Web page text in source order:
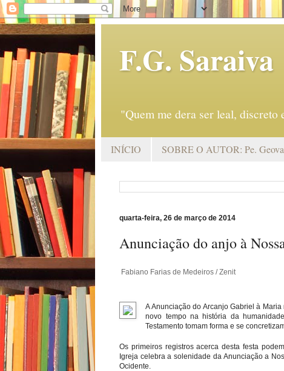
F.G. Saraiva
"Quem me dera ser leal,
INÍCIO SOBRE O AUTOR: Pe.
quarta-feira, 26 de março de 2014
Anunciação do anjo à
Fabiano Farias de Medeiros / Zenit
A Anunciação do Arcanjo Gabriel à
novo tempo na história da
Testamento tomam forma e se
Os primeiros registros acerca desta festa
Igreja celebra a solenidade da Anunciação a
Ocidente.